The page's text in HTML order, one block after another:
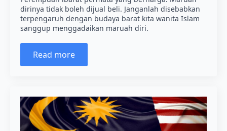
dirinya tidak boleh dijual beli. Janganlah disebabkan
terpengaruh dengan budaya barat kita wanita Islam
sanggup menggadaikan maruah diri.
Read more